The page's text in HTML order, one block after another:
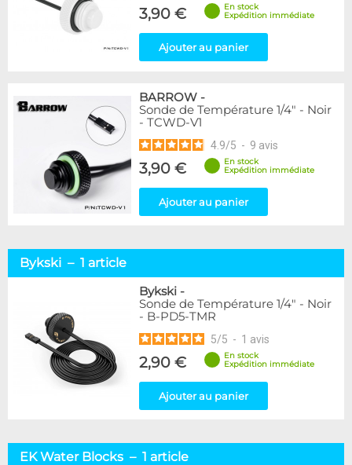
3,90 €
En stock
Expédition immédiate
Ajouter au panier
BARROW -
Sonde de Température 1/4" - Noir
- TCWD-V1
4.9/5 - 9 avis
3,90 €
En stock
Expédition immédiate
Ajouter au panier
Bykski – 1 article
Bykski -
Sonde de Température 1/4" - Noir
- B-PD5-TMR
5/5 - 1 avis
2,90 €
En stock
Expédition immédiate
Ajouter au panier
EK Water Blocks – 1 article